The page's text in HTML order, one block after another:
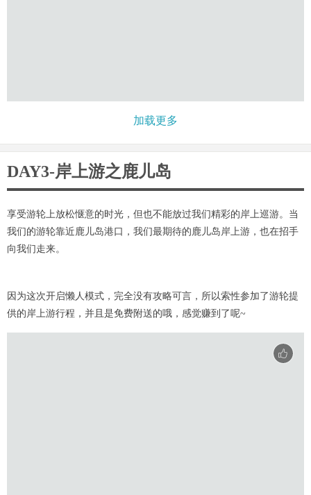
加载更多
DAY3-岸上游之鹿儿岛
享受游轮上放松惬意的时光，但也不能放过我们精彩的岸上巡游。当
我们的游轮靠近鹿儿岛港口，我们最期待的鹿儿岛岸上游，也在招手
向我们走来。
因为这次开启懒人模式，完全没有攻略可言，所以索性参加了游轮提
供的岸上游行程，并且是免费附送的哦，感觉赚到了呢~